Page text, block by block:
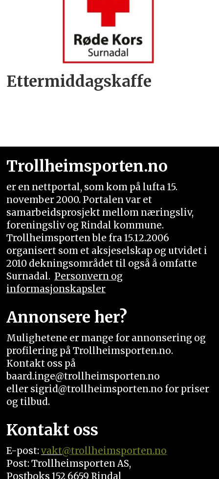
Ettermiddagskaffe
Trollheimsporten.no
er en nettportal, som kom på lufta 15.
november 2000. Portalen var et
samarbeidsprosjekt mellom næringsliv,
foreningsliv og Rindal kommune.
Trollheimsporten ble fra 15.12.2006
organisert som et aksjeselskap og utvidet i
2010 dekningsområdet til også å omfatte
Surnadal. Personvern og
informasjonskapsler
Annonsere her?
Mulighetene er mange for annonsering og
profilering på Trollheimsporten.no.
Kontakt oss på
baard.inge@trollheimsporten.no
eller sigrid@trollheimsporten.no for priser
og tilbud.
Kontakt oss
E-post:vakt@trollheimsporten.no
Post: Trollheimsporten AS,
Postboks 152 6659 Rindal